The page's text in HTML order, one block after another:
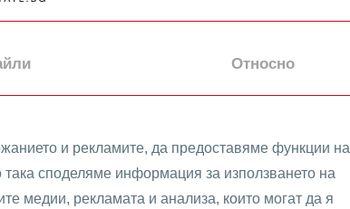
Относно
и рекламите, да предоставяме функции на
споделяме информация за използването на
медии, рекламата и анализа, които могат да я